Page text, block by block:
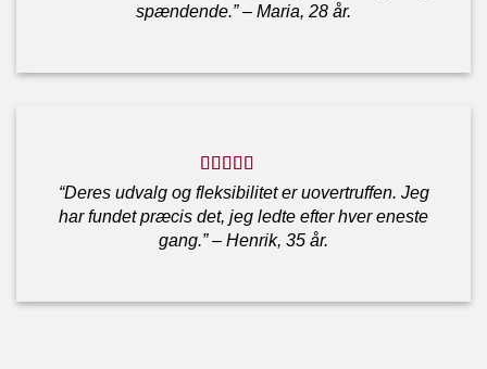
spændende.” – Maria, 28 år.
“Deres udvalg og fleksibilitet er uovertruffen. Jeg
har fundet præcis det, jeg ledte efter hver eneste
gang.” – Henrik, 35 år.